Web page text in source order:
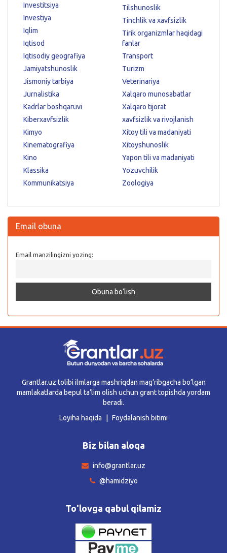
Investitsiya
Investiya
Iqlim
Iqtisod
Iqtisodiy geografiya
Jamiyatshunoslik
Jismoniy tarbiya
Jurnalistika
Kadrlar boshqaruvi
Kiberxavfsizlik
Kimyo
Kinematografiya
Kino
Klassika
Kommunikatsiya
Tilshunoslik
Tinchlik va xavfsizlik
Tirik organizmlar haqidagi
fanlar
Transport
Turizm
Veterinariya
Xalqaro munosabatlar
Xalqaro tijorat
xavfsizlik va rivojlanish
Xitoy tili va madaniyati
Xitoyshunoslik
Yapon tili va madaniyati
Yozuvchilik
Zoologiya
Email obuna
Email manzilingizni yozing:
Grantlar.uz tolibi ilmlarga mashriqdan mag’ribgacha bo’lgan
mamlakatlarda bepul ta’lim olish uchun grant topishda yordam
beradi.
Loyiha haqida
Foydalanish bitimi
Biz bilan aloqa
info@grantlar.uz
@hamidziyo
To'lovga qabul qilamiz